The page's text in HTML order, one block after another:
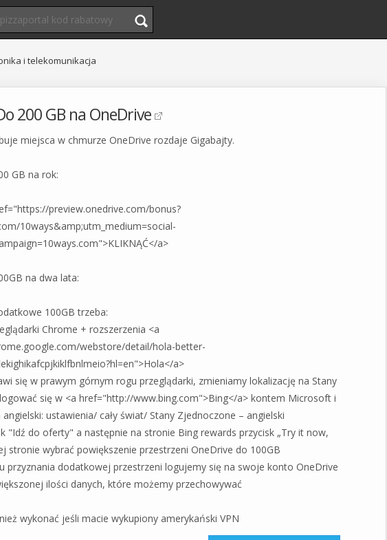
i telekomunikacja
200 GB na OneDrive
miejsca w chmurze OneDrive rozdaje Gigabajty.
GB na rok:
preview.onedrive.com/bonus?
10ways&amp;utm_medium=social-
a>
na dwa lata:
100GB trzeba:
Chrome + rozszerzenia <a
webstore/detail/hola-better-
a>
się w prawym górnym rogu przeglądarki, zmieniamy lokalizację na Stany
się w <a href="http://www.bing.com">Bing</a> kontem Microsoft i
ustawienia/ cały świat/ Stany Zjednoczone – angielski
"Idź do oferty" a następnie na stronie Bing rewards przycisk „Try it now,
stronie wybrać powiększenie przestrzeni OneDrive do 100GB
przyznania dodatkowej przestrzeni logujemy się na swoje konto OneDrive
ilości danych, które możemy przechowywać
wykonać jeśli macie wykupiony amerykański VPN